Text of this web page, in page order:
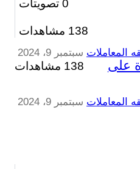
0 تصويتات
138 مشاهدات
المعاملات سبتمبر 9، 2024
138 مشاهدات
على
المعاملات سبتمبر 9، 2024